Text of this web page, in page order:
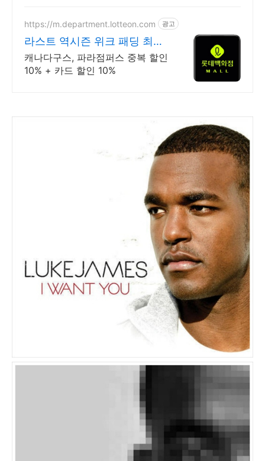
https://m.department.lotteon.com 광고
라스트 역시즌 위크 패딩 최대
74% 할인
캐나다구스, 파라점퍼스 중복 할인
10% + 카드 할인 10%